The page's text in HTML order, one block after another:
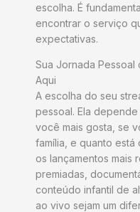
escolha. É
encontrar o serviço
expectativas.
Sua Jornada Pessoal
Aqui
A escolha do seu
pessoal. Ela
você mais gosta, se
família, e quanto está
os lançamentos mais
premiadas,
conteúdo infantil de
ao vivo sejam um